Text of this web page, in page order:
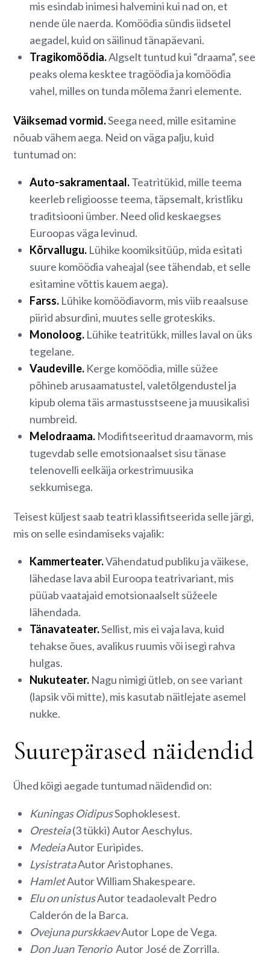
mis esindab inimesi halvemini kui nad on, et
nende üle naerda. Komöödia sündis iidsetel
aegadel, kuid on säilinud tänapäevani.
Tragikomöödia.Algselt tuntud kui “draama”, see
peaks olema kesktee tragöödia ja komöödia
vahel, milles on tunda mõlema žanri elemente.
Väiksemad vormid.Seega need, mille esitamine
nõuab vähem aega. Neid on väga palju, kuid
tuntumad on:
Auto-sakramentaal.Teatritükid, mille teema
keerleb religioosse teema, täpsemalt, kristliku
traditsiooni ümber. Need olid keskaegses
Euroopas väga levinud.
Kõrvallugu. Lühike koomiksitüüp, mida esitati
suure komöödia vaheajal (see tähendab, et selle
esitamine võttis kauem aega).
Farss. Lühike komöödiavorm, mis viib reaalsuse
piirid absurdini, muutes selle groteskiks.
Monoloog. Lühike teatritükk, milles laval on üks
tegelane.
Vaudeville. Kerge komöödia, mille süžee
põhineb arusaamatustel, valetõlgendustel ja
kipub olema täis armastusstseene ja muusikalisi
numbreid.
Melodraama. Modifitseeritud draamavorm, mis
tugevdab selle emotsionaalset sisu tänase
telenovelli eelkäija orkestrimuusika
sekkumisega.
Teisest küljest saab teatri klassifitseerida selle järgi,
mis on selle esindamiseks vajalik:
Kammerteater.Vähendatud publiku ja väikese,
lähedase lava abil Euroopa teatrivariant, mis
püüab vaatajaid emotsionaalselt süžeele
lähendada.
Tänavateater.Sellist, mis ei vaja lava, kuid
tehakse õues, avalikus ruumis või isegi rahva
hulgas.
Nukuteater. Nagu nimigi ütleb, on see variant
(lapsik või mitte), mis kasutab näitlejate asemel
nukke.
Suurepärased näidendid
Ühed kõigi aegade tuntumad näidendid on:
Kuningas OidipusSophoklesest.
Oresteia(3 tükki) Autor Aeschylus.
MedeiaAutor Euripides.
LysistrataAutor Aristophanes.
HamletAutor William Shakespeare.
Elu on unistusAutor teadaolevalt Pedro
Calderón de la Barca.
Ovejuna purskkaevAutor Lope de Vega.
Don Juan TenorioAutor José de Zorrilla.